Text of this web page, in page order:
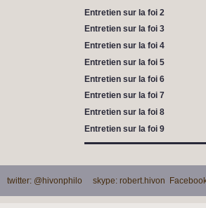
Entretien sur la foi 2
Entretien sur la foi 3
Entretien sur la foi 4
Entretien sur la foi 5
Entretien sur la foi 6
Entretien sur la foi 7
Entretien sur la foi 8
Entretien sur la foi 9
@hivonphilo skype: robert.hivon